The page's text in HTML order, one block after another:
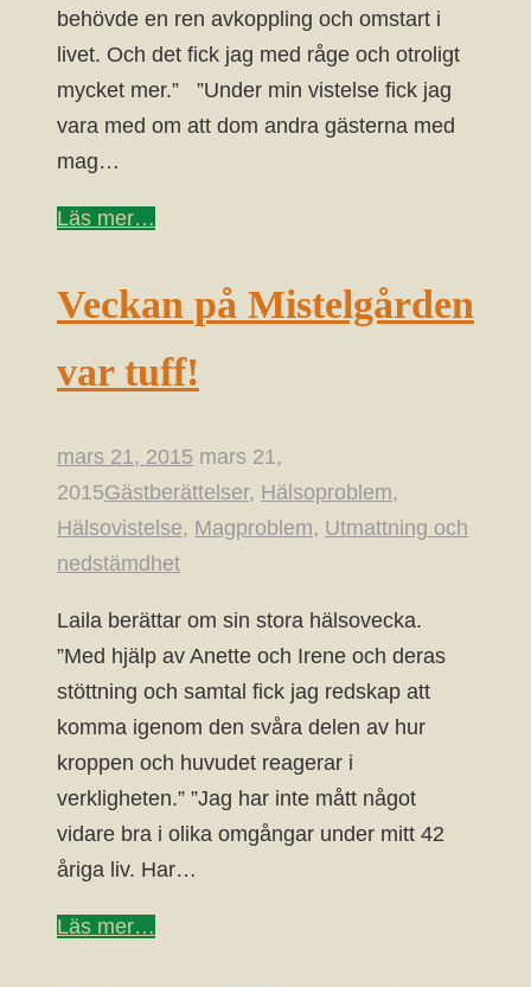
behövde en ren avkoppling och omstart i
livet. Och det fick jag med råge och otroligt
mycket mer.” ”Under min vistelse fick jag
vara med om att dom andra gästerna med
mag…
Läs mer…
Veckan på Mistelgården
var tuff!
mars 21, 2015 mars 21,
2015Gästberättelser, Hälsoproblem,
Hälsovistelse, Magproblem, Utmattning och
nedstämdhet
Laila berättar om sin stora hälsovecka.
”Med hjälp av Anette och Irene och deras
stöttning och samtal fick jag redskap att
komma igenom den svåra delen av hur
kroppen och huvudet reagerar i
verkligheten.” ”Jag har inte mått något
vidare bra i olika omgångar under mitt 42
åriga liv. Har…
Läs mer…